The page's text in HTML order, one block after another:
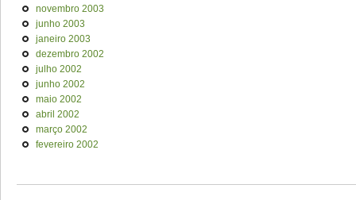
novembro 2003
junho 2003
janeiro 2003
dezembro 2002
julho 2002
junho 2002
maio 2002
abril 2002
março 2002
fevereiro 2002